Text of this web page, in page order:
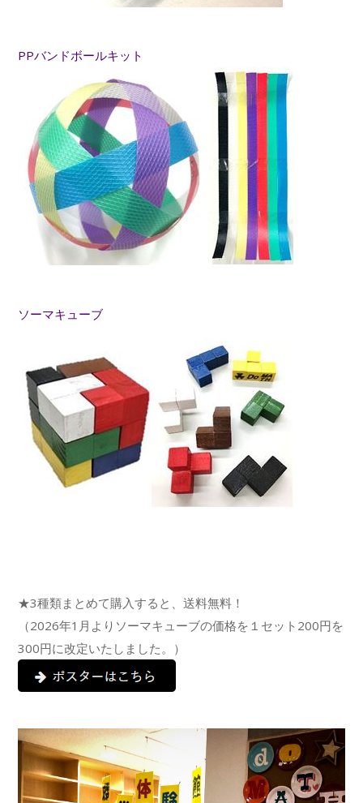
PPバンドボールキット
ソーマキューブ
★3種類まとめて購入すると、送料無料！
（2026年1月よりソーマキューブの価格を１セット200円を
300円に改定いたしました。）